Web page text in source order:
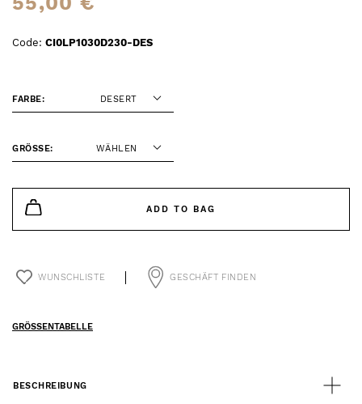
Code: CI0LP1030D230-DES
FARBE: DESERT
GRÖSSE: WÄHLEN
ADD TO BAG
WUNSCHLISTE GESCHÄFT FINDEN
GRÖSSENTABELLE
BESCHREIBUNG